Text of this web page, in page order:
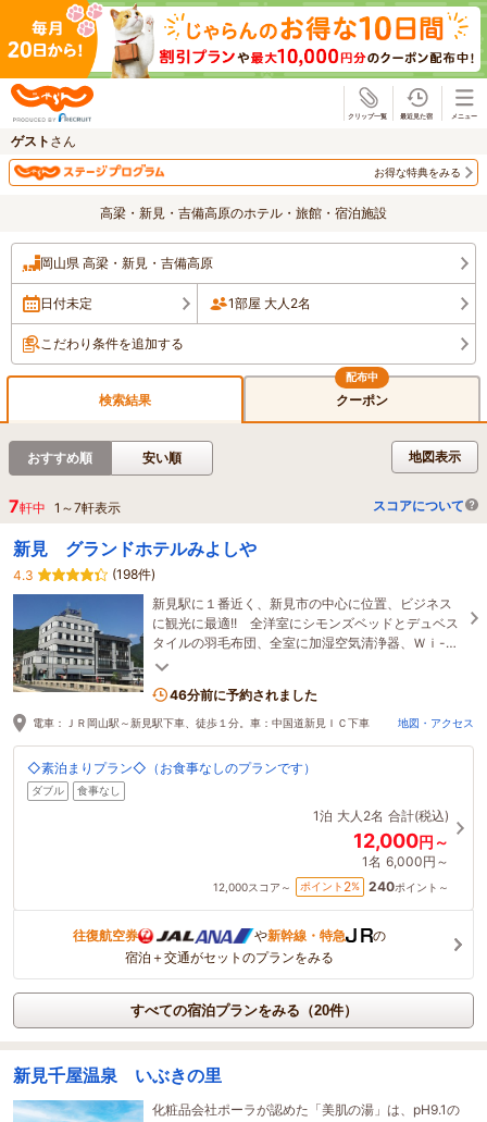
ゲスト さん
お得な特典をみる
高梁・新見・吉備高原のホテル・旅館・宿泊施設
岡山県 高梁・新見・吉備高原
日付未定 1部屋 大人2名
こだわり条件を追加する
検索結果 クーポン
地図表示
おすすめ順 安い順
7軒中 1 ～7軒表示 スコアについて
新見 グランドホテルみよしや
4.3
(198件)
新見駅に１番近く、新見市の中心に位置、ビジネス
に観光に最適!! 全洋室にシモンズベッドとデュベス
タイルの羽毛布団、全室に加湿空気清浄器、Ｗｉ-Ｆ
ｉ完備。※ご連絡がない場合の最終チェックインは
46分前に予約されました
電車：ＪＲ岡山駅～新見駅下車、徒歩１分。車：中国道新見ＩＣ下車 地図・アクセス
◇素泊まりプラン◇（お食事なしのプランです）
ダブル 食事なし
1泊 大人2名 合計(税込)
12,000円～
1名 6,000円～
12,000スコア～ ポイント 2% 240ポイント～
往復航空券 や新幹線・特急
の
宿泊＋交通がセットのプランをみる
すべての宿泊プランをみる（20件）
新見千屋温泉 いぶきの里
化粧品会社ポーラが認めた「美肌の湯」は、pH9.1の